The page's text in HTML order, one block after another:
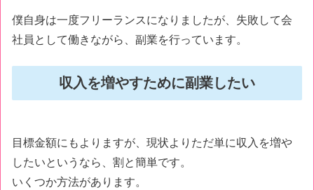
僕自身は一度フリーランスになりましたが、失敗して会
社員として働きながら、副業を行っています。
収入を増やすために副業したい
目標金額にもよりますが、現状よりただ単に収入を増や
したいというなら、割と簡単です。
いくつか方法があります。